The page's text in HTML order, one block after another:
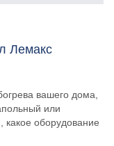
Лемакс
вашего дома,
или
какое оборудование